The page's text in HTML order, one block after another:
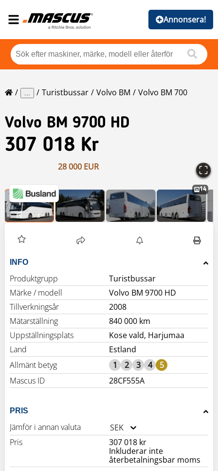
Annonsera!
... Turistbussar Volvo BM Volvo BM 700
Volvo BM 9700 HD
307 018 Kr
28 000 EUR
14
INFO
Produktgrupp
Turistbussar
Märke / modell
Volvo BM 9700 HD
Tillverkningsår
2008
Mätarställning
840 000 km
Uppställningsplats
Kose vald, Harjumaa
Land
Estland
Allmänt betyg
1 2 3 4
5
Mascus ID
28CF555A
PRIS
Jämför i annan valuta
SEK
Pris
307 018 kr
Inkluderar inte
återbetalningsbar moms